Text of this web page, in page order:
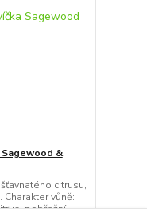
&
citrusu,
vůně:
pobřežní